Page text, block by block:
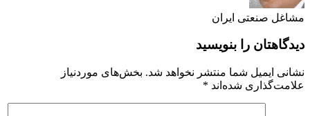
مشاغل صنعتی ایران
دیدگاهتان را بنویسید
نشانی ایمیل شما منتشر نخواهد شد. بخش‌های موردنیاز
علامت‌گذاری شده‌اند *